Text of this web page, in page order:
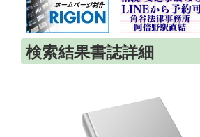
検索結果書誌詳細